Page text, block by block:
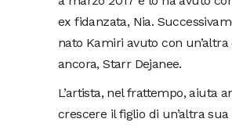
ex fidanzata, Nia.
nato Kamiri avuto con un’altra
ancora, Starr Dejanee.
L’artista, nel frattempo, aiuta
crescere il figlio di un’altra sua